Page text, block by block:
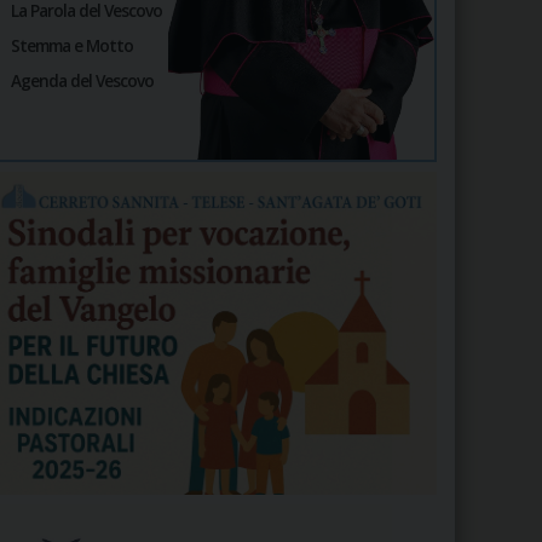
La Parola del Vescovo
Stemma e Motto
Agenda del Vescovo